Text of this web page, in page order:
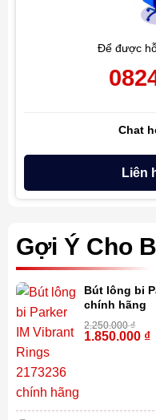
Để được
Chat
Liên
Gợi Ý Cho
Bút lông bi
chính hãng
2.250.000₫
1.850.000 ₫